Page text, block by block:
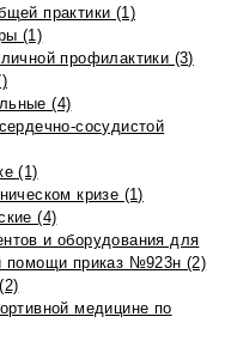
практики (1)
(1)
профилактики (3)
(4)
сосудистой
(1)
кризе (1)
(4)
и оборудования для
помощи приказ №923н (2)
медицине по